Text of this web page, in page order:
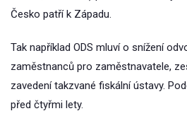
Česko patří k Západu.
Tak například ODS mluví o snížení
zaměstnanců pro zaměstnavatele,
zavedení takzvané fiskální ústavy.
před čtyřmi lety.